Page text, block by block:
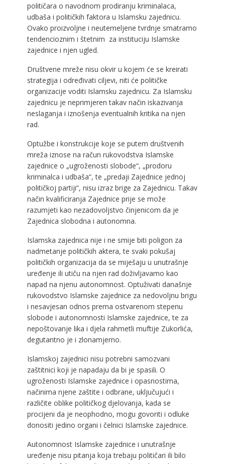
političara o navodnom prodiranju kriminalaca,
udbaša i političkih faktora u Islamsku zajednicu.
Ovako proizvoljne i neutemeljene tvrdnje smatramo
tendencioznim i štetnim za instituciju Islamske
zajednice i njen ugled.
Društvene mreže nisu okvir u kojem će se kreirati
strategija i određivati ciljevi, niti će političke
organizacije voditi Islamsku zajednicu. Za Islamsku
zajednicu je neprimjeren takav način iskazivanja
neslaganja i iznošenja eventualnih kritika na njen
rad.
Optužbe i konstrukcije koje se putem društvenih
mreža iznose na račun rukovodstva Islamske
zajednice o „ugroženosti slobode“, „prodoru
kriminalca i udbaša“, te „predaji Zajednice jednoj
političkoj partiji“, nisu izraz brige za Zajednicu. Takav
način kvalificiranja Zajednice prije se može
razumjeti kao nezadovoljstvo činjenicom da je
Zajednica slobodna i autonomna.
Islamska zajednica nije i ne smije biti poligon za
nadmetanje političkih aktera, te svaki pokušaj
političkih organizacija da se miješaju u unutrašnje
uređenje ili utiču na njen rad doživljavamo kao
napad na njenu autonomnost. Optuživati današnje
rukovodstvo Islamske zajednice za nedovoljnu brigu
i nesavjesan odnos prema ostvarenom stepenu
slobode i autonomnosti Islamske zajednice, te za
nepoštovanje lika i djela rahmetli muftije Zukorlića,
degutantno je i zlonamjerno.
Islamskoj zajednici nisu potrebni samozvani
zaštitnici koji je napadaju da bi je spasili. O
ugroženosti Islamske zajednice i opasnostima,
načinima njene zaštite i odbrane, uključujući i
različite oblike političkog djelovanja, kada se
procijeni da je neophodno, mogu govoriti i odluke
donositi jedino organi i čelnici Islamske zajednice.
Autonomnost Islamske zajednice i unutrašnje
uređenje nisu pitanja koja trebaju političari ili bilo